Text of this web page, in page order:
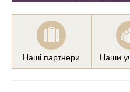
Наші партнери Наши